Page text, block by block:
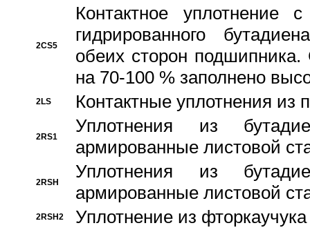
2CS5
Контактное уплотнение
гидрированного
обеих сторон
на 70-100 % заполнено
2LS Контактные уплотнения из
2RS1
Уплотнения из
армированные листовой
2RSH
Уплотнения из
армированные листовой
2RSH2 Уплотнение из